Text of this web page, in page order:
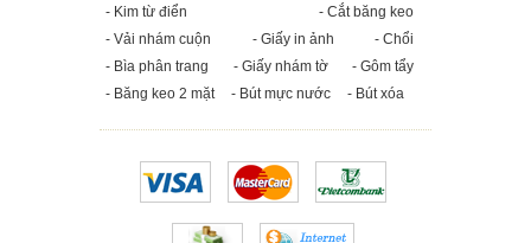
- Kim từ điển
- Cắt băng keo
- Vải nhám cuộn
- Giấy in ảnh
- Chổi
- Bìa phân trang
- Giấy nhám tờ
- Gôm tẩy
- Băng keo 2 mặt
- Bút mực nước - Bút xóa